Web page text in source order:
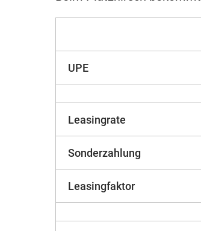
UPE
Leasingrate
Sonderzahlung
Leasingfaktor